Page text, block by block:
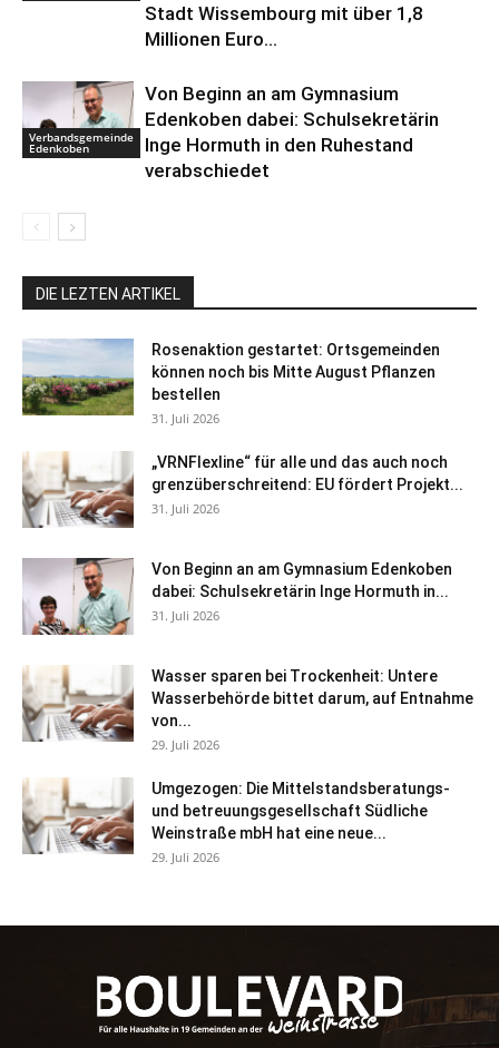
Stadt Wissembourg mit über 1,8
Millionen Euro...
Verbandsgemeinde
Edenkoben
Von Beginn an am Gymnasium
Edenkoben dabei: Schulsekretärin
Inge Hormuth in den Ruhestand
verabschiedet
DIE LEZTEN ARTIKEL
Rosenaktion gestartet: Ortsgemeinden
können noch bis Mitte August Pflanzen
bestellen
31. Juli 2026
„VRNFlexline“ für alle und das auch noch
grenzüberschreitend: EU fördert Projekt...
31. Juli 2026
Von Beginn an am Gymnasium Edenkoben
dabei: Schulsekretärin Inge Hormuth in...
31. Juli 2026
Wasser sparen bei Trockenheit: Untere
Wasserbehörde bittet darum, auf Entnahme
von...
29. Juli 2026
Umgezogen: Die Mittelstandsberatungs-
und betreuungsgesellschaft Südliche
Weinstraße mbH hat eine neue...
29. Juli 2026